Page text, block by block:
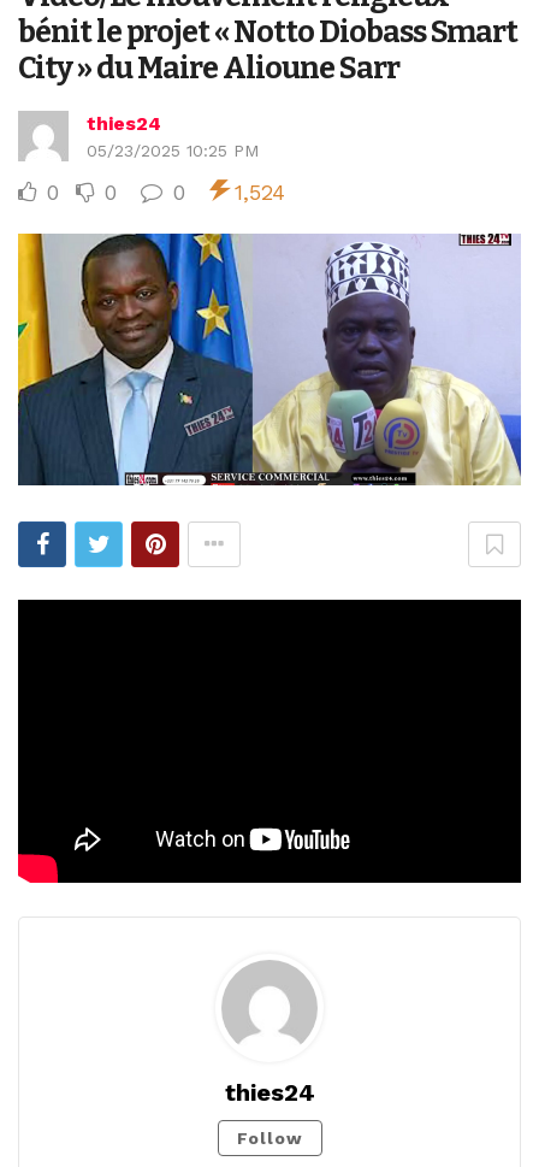
bénit le projet « Notto Diobass Smart
City » du Maire Alioune Sarr
thies24
05/23/2025 10:25 PM
0 0 0 1,524
thies24
Follow